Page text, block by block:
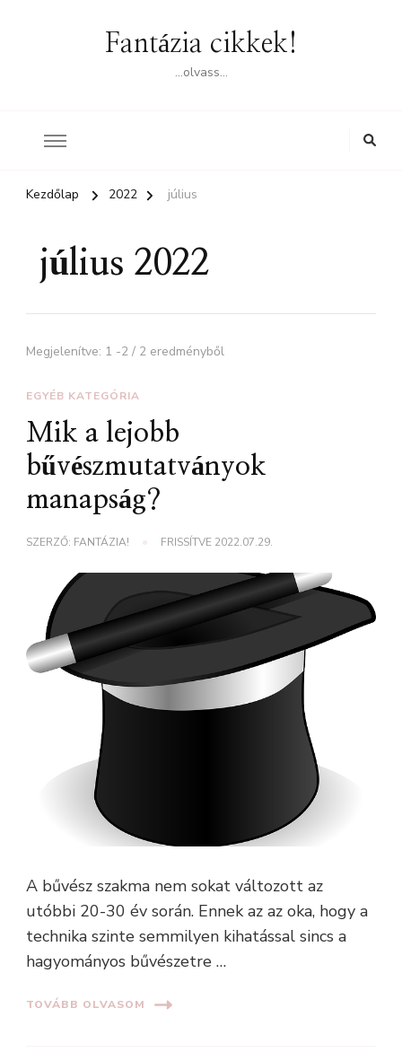
Fantázia cikkek!
…olvass…
Kezdőlap 2022 július
július 2022
Megjelenítve: 1 -2 / 2 eredményből
EGYÉB KATEGÓRIA
Mik a lejobb
bűvészmutatványok
manapság?
SZERZŐ: FANTÁZIA! FRISSÍTVE 2022.07.29.
A bűvész szakma nem sokat változott az
utóbbi 20-30 év során. Ennek az az oka, hogy a
technika szinte semmilyen kihatással sincs a
hagyományos bűvészetre …
TOVÁBB OLVASOM